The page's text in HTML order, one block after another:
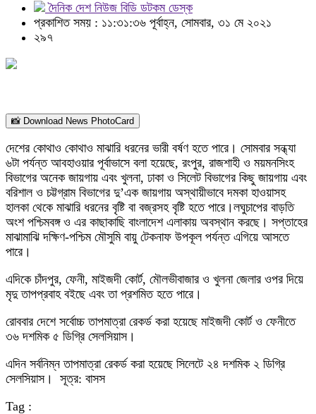
দৈনিক দেশ নিউজ বিডি ডটকম ডেস্ক
প্রকাশিত সময় : ১১:৩১:৩৬ পূর্বাহ্ন, সোমবার, ৩১ মে ২০২১
২৯৭
📸 Download News PhotoCard
দেশের কোথাও কোথাও মাঝারি ধরনের ভারী বর্ষণ হতে পারে। সোমবার সন্ধ্যা
৬টা পর্যন্ত আবহাওয়ার পূর্বাভাসে বলা হয়েছে, রংপুর, রাজশাহী ও ময়মনসিংহ
বিভাগের অনেক জায়গায় এবং খুলনা, ঢাকা ও সিলেট বিভাগের কিছু জায়গায় এবং
বরিশাল ও চট্টগ্রাম বিভাগের দু’এক জায়গায় অস্থায়ীভাবে দমকা হাওয়াসহ
হালকা থেকে মাঝারি ধরনের বৃষ্টি বা বজ্রসহ বৃষ্টি হতে পারে।লঘুচাপের বাড়তি
অংশ পশ্চিমবঙ্গ ও এর কাছাকাছি বাংলাদেশ এলাকায় অবস্থান করছে। সপ্তাহের
মাঝামাঝি দক্ষিণ-পশ্চিম মৌসুমি বায়ু টেকনাফ উপকূল পর্যন্ত এগিয়ে আসতে
পারে।
এদিকে চাঁদপুর, ফেনী, মাইজদী কোর্ট, মৌলভীবাজার ও খুলনা জেলার ওপর দিয়ে
মৃদু তাপপ্রবাহ বইছে এবং তা প্রশমিত হতে পারে।
রোববার দেশে সর্বোচ্চ তাপমাত্রা রেকর্ড করা হয়েছে মাইজদী কোর্ট ও ফেনীতে
৩৬ দশমিক ৫ ডিগ্রি সেলসিয়াস।
এদিন সর্বনিম্ন তাপমাত্রা রেকর্ড করা হয়েছে সিলেটে ২৪ দশমিক ২ ডিগ্রি
সেলসিয়াস। সূত্র: বাসস
Tag :